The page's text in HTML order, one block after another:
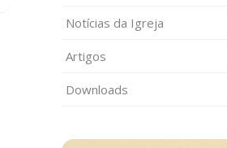
Notícias da Igreja
Artigos
Downloads